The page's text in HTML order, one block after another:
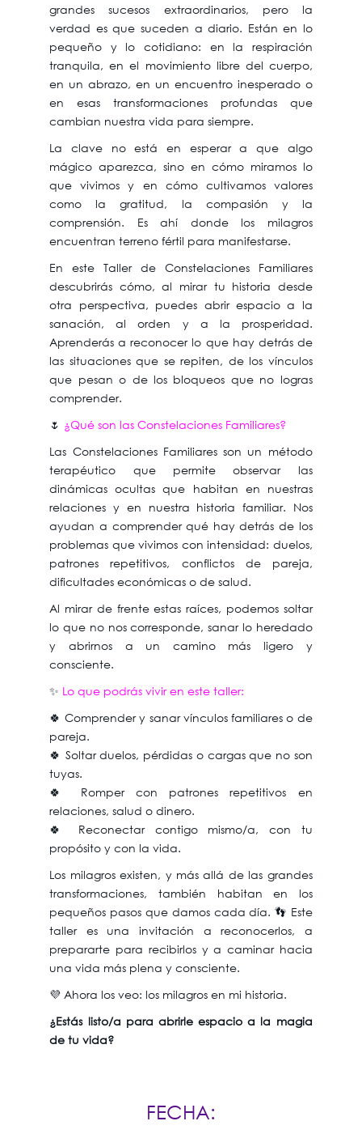
grandes sucesos extraordinarios, pero la
verdad es que suceden a diario. Están en lo
pequeño y lo cotidiano: en la respiración
tranquila, en el movimiento libre del cuerpo,
en un abrazo, en un encuentro inesperado o
en esas transformaciones profundas que
cambian nuestra vida para siempre.
La clave no está en esperar a que algo
mágico aparezca, sino en cómo miramos lo
que vivimos y en cómo cultivamos valores
como la gratitud, la compasión y la
comprensión. Es ahí donde los milagros
encuentran terreno fértil para manifestarse.
En este Taller de Constelaciones Familiares
descubrirás cómo, al mirar tu historia desde
otra perspectiva, puedes abrir espacio a la
sanación, al orden y a la prosperidad.
Aprenderás a reconocer lo que hay detrás de
las situaciones que se repiten, de los vínculos
que pesan o de los bloqueos que no logras
comprender.
🌷 ¿Qué son las Constelaciones Familiares?
Las Constelaciones Familiares son un método
terapéutico que permite observar las
dinámicas ocultas que habitan en nuestras
relaciones y en nuestra historia familiar. Nos
ayudan a comprender qué hay detrás de los
problemas que vivimos con intensidad: duelos,
patrones repetitivos, conflictos de pareja,
dificultades económicas o de salud.
Al mirar de frente estas raíces, podemos soltar
lo que no nos corresponde, sanar lo heredado
y abrirnos a un camino más ligero y
consciente.
✨ Lo que podrás vivir en este taller:
🍀 Comprender y sanar vínculos familiares o de
pareja.
🍀 Soltar duelos, pérdidas o cargas que no son
tuyas.
🍀 Romper con patrones repetitivos en
relaciones, salud o dinero.
🍀 Reconectar contigo mismo/a, con tu
propósito y con la vida.
Los milagros existen, y más allá de las grandes
transformaciones, también habitan en los
pequeños pasos que damos cada día. 👣 Este
taller es una invitación a reconocerlos, a
prepararte para recibirlos y a caminar hacia
una vida más plena y consciente.
💜 Ahora los veo: los milagros en mi historia.
¿Estás listo/a para abrirle espacio a la magia
de tu vida?
FECHA: